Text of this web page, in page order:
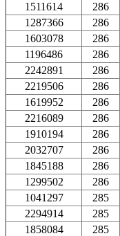
1511614
286
1287366
286
1603078
286
1196486
286
2242891
286
2219506
286
1619952
286
2216089
286
1910194
286
2032707
286
1845188
286
1299502
286
1041297
285
2294914
285
1858084
285